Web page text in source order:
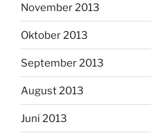
November 2013
Oktober 2013
September 2013
August 2013
Juni 2013